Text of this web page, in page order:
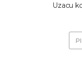
Uzacu